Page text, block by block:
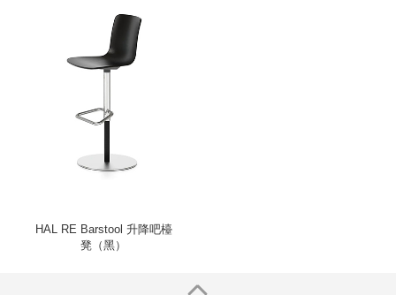
HAL RE Barstool 升降吧檯
凳（黑）